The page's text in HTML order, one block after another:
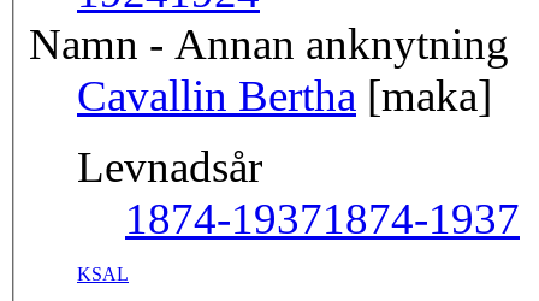
Namn - Annan anknytning
Cavallin Bertha [maka]
Levnadsår
1874-19371874-1937
KSAL